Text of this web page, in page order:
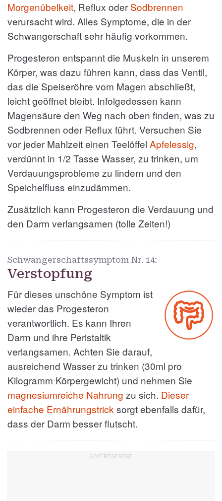
Morgenübelkeit, Reflux oder Sodbrennen
verursacht wird. Alles Symptome, die in der
Schwangerschaft sehr häufig vorkommen.
Progesteron entspannt die Muskeln in unserem
Körper, was dazu führen kann, dass das Ventil,
das die Speiseröhre vom Magen abschließt,
leicht geöffnet bleibt. Infolgedessen kann
Magensäure den Weg nach oben finden, was zu
Sodbrennen oder Reflux führt. Versuchen Sie
vor jeder Mahlzeit einen Teelöffel Apfelessig,
verdünnt in 1/2 Tasse Wasser, zu trinken, um
Verdauungsprobleme zu lindern und den
Speichelfluss einzudämmen.
Zusätzlich kann Progesteron die Verdauung und
den Darm verlangsamen (tolle Zeiten!)
Schwangerschaftssymptom Nr. 14:
Verstopfung
Für dieses unschöne Symptom ist
wieder das Progesteron
verantwortlich. Es kann Ihren
Darm und ihre Peristaltik
verlangsamen. Achten Sie darauf,
ausreichend Wasser zu trinken (30ml pro
Kilogramm Körpergewicht) und nehmen Sie
magnesiumreiche Nahrung zu sich. Dieser
einfache Ernährungstrick sorgt ebenfalls dafür,
dass der Darm besser flutscht.